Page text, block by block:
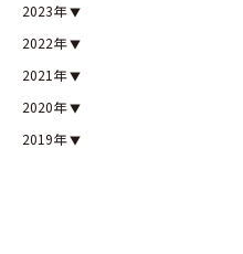
2023年
2022年
2021年
2020年
2019年